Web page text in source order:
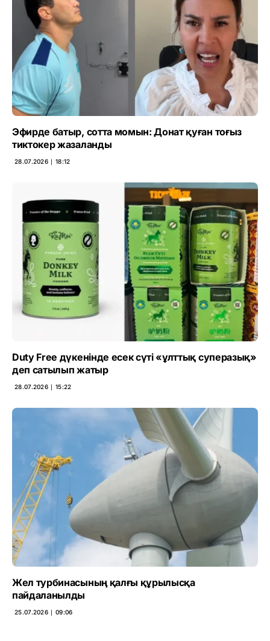
Эфирде батыр, сотта момын: Донат қуған тоғыз
тиктокер жазаланды
28.07.2026 ∣ 18:12
Duty Free дүкенінде есек сүті «ұлттық суперазық»
деп сатылып жатыр
28.07.2026 ∣ 15:22
Жел турбинасының қалғы құрылысқа
пайдаланылды
25.07.2026 ∣ 09:06